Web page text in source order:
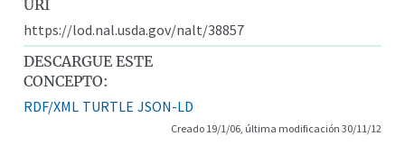
URI
https://lod.nal.usda.gov/nalt/38857
DESCARGUE ESTE
CONCEPTO:
RDF/XML TURTLE JSON-LD
Creado 19/1/06, última modificación 30/11/12